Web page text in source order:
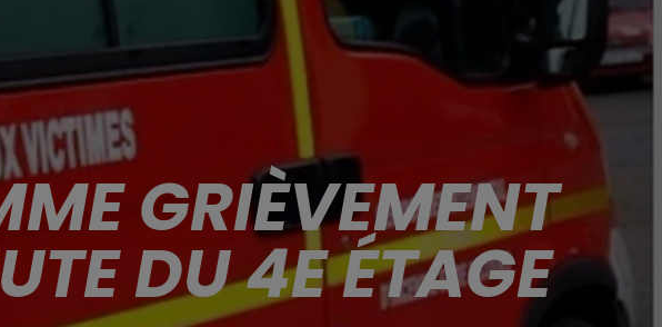
GRIÈVEMENT
DU 4E ÉTAGE